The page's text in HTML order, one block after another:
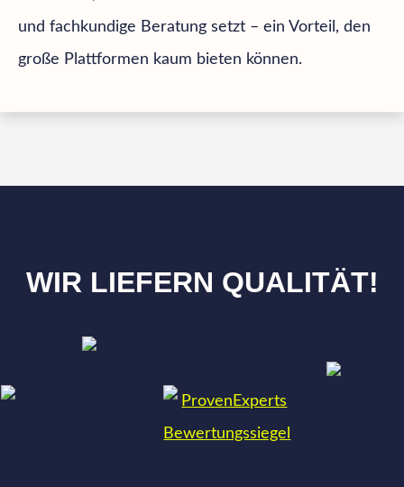
und fachkundige Beratung setzt – ein Vorteil, den
große Plattformen kaum bieten können.
WIR LIEFERN QUALITÄT!